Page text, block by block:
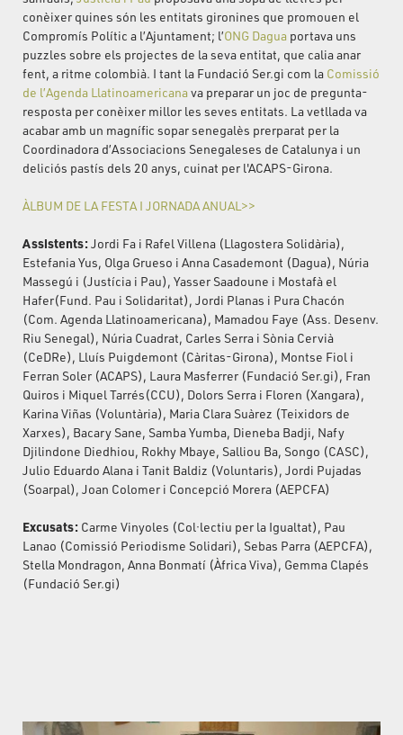
conèixer quines són les entitats gironines que promouen el
Compromís Polític a l’Ajuntament; l’ONG Dagua portava uns
puzzles sobre els projectes de la seva entitat, que calia anar
fent, a ritme colombià. I tant la Fundació Ser.gi com la Comissió
de l’Agenda Llatinoamericanava preparar un joc de pregunta-
resposta per conèixer millor les seves entitats. La vetllada va
acabar amb un magnífic sopar senegalès prerparat per la
Coordinadora d’Associacions Senegaleses de Catalunya i un
deliciós pastís dels 20 anys, cuinat per l'ACAPS-Girona.
ÀLBUM DE LA FESTA I JORNADA ANUAL>>
Assistents:Jordi Fa i Rafel Villena (Llagostera Solidària),
Estefania Yus, Olga Grueso i Anna Casademont (Dagua), Núria
Massegú i (Justícia i Pau), Yasser Saadoune i Mostafà el
Hafer(Fund. Pau i Solidaritat), Jordi Planas i Pura Chacón
(Com. Agenda Llatinoamericana), Mamadou Faye (Ass. Desenv.
Riu Senegal), Núria Cuadrat, Carles Serra i Sònia Cervià
(CeDRe), Lluís Puigdemont (Càritas-Girona), Montse Fiol i
Ferran Soler (ACAPS), Laura Masferrer (Fundació Ser.gi), Fran
Quiros i Miquel Tarrés(CCU), Dolors Serra i Floren (Xangara),
Karina Viñas (Voluntària), Maria Clara Suàrez (Teixidors de
Xarxes), Bacary Sane, Samba Yumba, Dieneba Badji, Nafy
Djilindone Diedhiou, Rokhy Mbaye, Salliou Ba, Songo (CASC),
Julio Eduardo Alana i Tanit Baldiz (Voluntaris), Jordi Pujadas
(Soarpal), Joan Colomer i Concepció Morera (AEPCFA)
Excusats: Carme Vinyoles (Col·lectiu per la Igualtat), Pau
Lanao (Comissió Periodisme Solidari), Sebas Parra (AEPCFA),
Stella Mondragon, Anna Bonmatí (Àfrica Viva), Gemma Clapés
(Fundació Ser.gi)